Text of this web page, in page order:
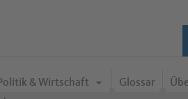
& Wirtschaft Glossar